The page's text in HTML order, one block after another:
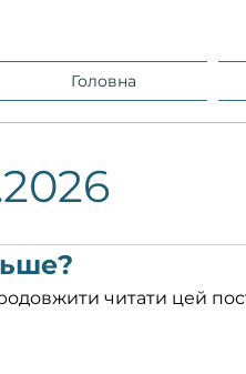
Головна
читати цей